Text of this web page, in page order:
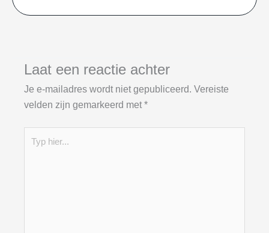
Laat een reactie achter
Je e-mailadres wordt niet gepubliceerd. Vereiste
velden zijn gemarkeerd met *
hier...